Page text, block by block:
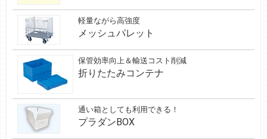
軽量ながら高強度
メッシュパレット
保管効率向上＆輸送コスト削減
折りたたみコンテナ
通い箱としても利用できる！
プラダンBOX